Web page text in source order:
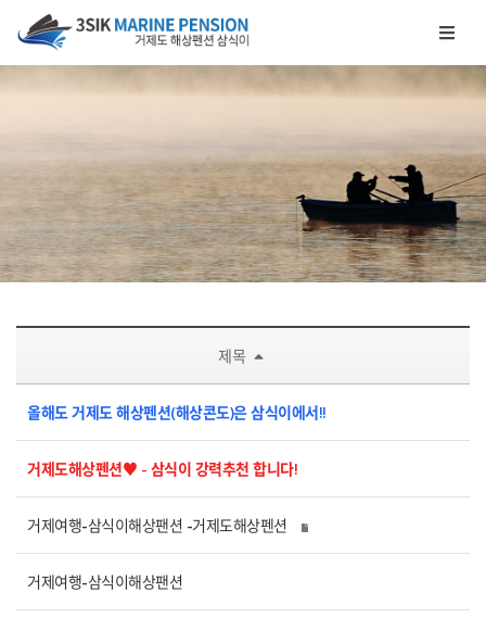
메뉴 건너뛰기
제목
올해도 거제도 해상펜션(해상콘도)은 삼식이에서!!
거제도해상펜션♥ - 삼식이 강력추천 합니다!
거제여행-삼식이해상팬션 -거제도해상펜션
거제여행-삼식이해상팬션